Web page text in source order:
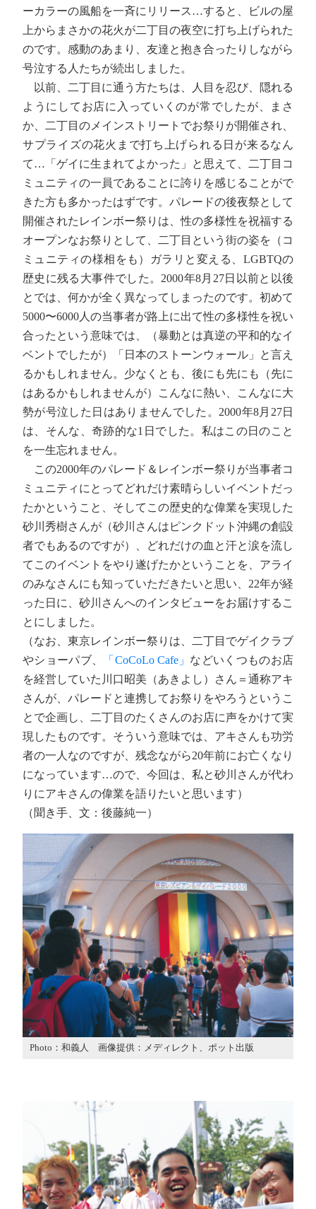
ーカラーの風船を一斉にリリース…すると、ビルの屋
上からまさかの花火が二丁目の夜空に打ち上げられた
のです。感動のあまり、友達と抱き合ったりしながら
号泣する人たちが続出しました。
以前、二丁目に通う方たちは、人目を忍び、隠れる
ようにしてお店に入っていくのが常でしたが、まさ
か、二丁目のメインストリートでお祭りが開催され、
サプライズの花火まで打ち上げられる日が来るなん
て…「ゲイに生まれてよかった」と思えて、二丁目コ
ミュニティの一員であることに誇りを感じることがで
きた方も多かったはずです。パレードの後夜祭として
開催されたレインボー祭りは、性の多様性を祝福する
オープンなお祭りとして、二丁目という街の姿を（コ
ミュニティの様相をも）ガラリと変える、LGBTQの
歴史に残る大事件でした。2000年8月27日以前と以後
とでは、何かが全く異なってしまったのです。初めて
5000〜6000人の当事者が路上に出て性の多様性を祝い
合ったという意味では、（暴動とは真逆の平和的なイ
ベントでしたが）「日本のストーンウォール」と言え
るかもしれません。少なくとも、後にも先にも（先に
はあるかもしれませんが）こんなに熱い、こんなに大
勢が号泣した日はありませんでした。2000年8月27日
は、そんな、奇跡的な1日でした。私はこの日のこと
を一生忘れません。
この2000年のパレード＆レインボー祭りが当事者コ
ミュニティにとってどれだけ素晴らしいイベントだっ
たかということ、そしてこの歴史的な偉業を実現した
砂川秀樹さんが（砂川さんはピンクドット沖縄の創設
者でもあるのですが）、どれだけの血と汗と涙を流し
てこのイベントをやり遂げたかということを、アライ
のみなさんにも知っていただきたいと思い、22年が経
った日に、砂川さんへのインタビューをお届けするこ
とにしました。
（なお、東京レインボー祭りは、二丁目でゲイクラブ
やショーパブ、
「CoCoLo Cafe」 などいくつものお店
を経営していた川口昭美（あきよし）さん＝通称アキ
さんが、パレードと連携してお祭りをやろうというこ
とで企画し、二丁目のたくさんのお店に声をかけて実
現したものです。そういう意味では、アキさんも功労
者の一人なのですが、残念ながら20年前にお亡くなり
になっています…ので、今回は、私と砂川さんが代わ
りにアキさんの偉業を語りたいと思います）
（聞き手、文：後藤純一）
Photo：和義人 画像提供：メディレクト、ポット出版